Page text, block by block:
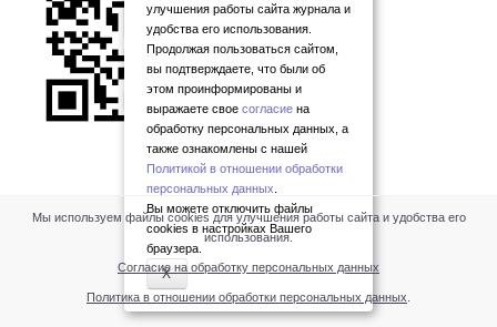
улучшения работы сайта журнала и
удобства его использования.
Продолжая пользоваться сайтом,
вы подтверждаете, что были об
этом проинформированы и
выражаете свое согласие на
обработку персональных данных, а
также ознакомлены с нашей
Политикой в отношении обработки
персональных данных
Вы можете отключить файлы
cookies в настройках Вашего
браузера.
X
Мы используем файлы cookies для улучшения работы сайта и удобства его
использования.
Согласие на обработку персональных данных
Политика в отношении обработки персональных данных